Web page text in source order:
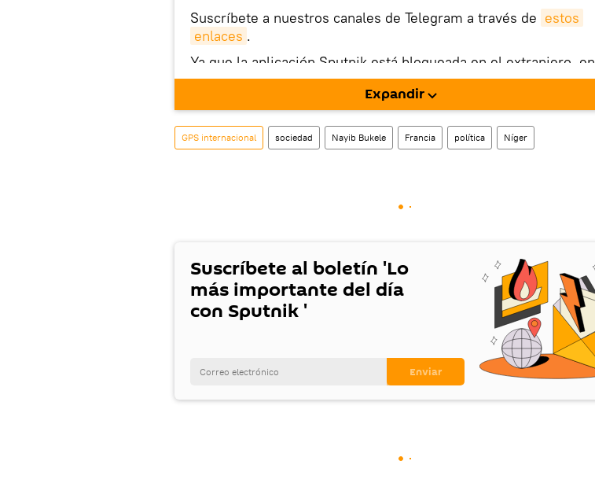
Suscríbete a nuestros canales de Telegram a través de estos
enlaces .
Ya que la aplicación Sputnik está bloqueada en el extranjero, en
este enlace puedes descargarla e instalarla en tu dispositivo
También tenemos una cuenta en la red social rusa VK
Expandir
GPS internacional sociedad Nayib Bukele Francia política Níger
Suscríbete al boletín 'Lo
más importante del día
con Sputnik '